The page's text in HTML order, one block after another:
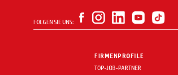
FOLGEN SIE UNS:
FIRMENPROFILE
TOP-JOB-PARTNER